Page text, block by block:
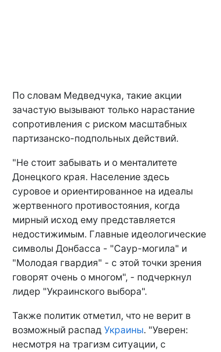
По словам Медведчука, такие акции
зачастую вызывают только нарастание
сопротивления с риском масштабных
партизанско-подпольных действий.
"Не стоит забывать и о менталитете
Донецкого края. Население здесь
суровое и ориентированное на идеалы
жертвенного противостояния, когда
мирный исход ему представляется
недостижимым. Главные идеологические
символы Донбасса - "Саур-могила" и
"Молодая гвардия" - с этой точки зрения
говорят очень о многом", - подчеркнул
лидер "Украинского выбора".
Также политик отметил, что не верит в
возможный распад Украины. "Уверен:
несмотря на трагизм ситуации, с